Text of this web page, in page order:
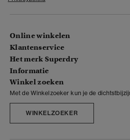
Online winkelen
Klantenservice
Het merk Superdry
Informatie
Winkel zoeken
Met de Winkelzoeker kun je de
WINKELZOEKER